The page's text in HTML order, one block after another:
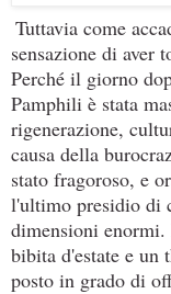
Tuttavia come
sensazione di aver
Perché il giorno
Pamphili è stata
rigenerazione,
causa della
stato fragoroso, e
l'ultimo presidio di
dimensioni
bibita d'estate e un
posto in grado di